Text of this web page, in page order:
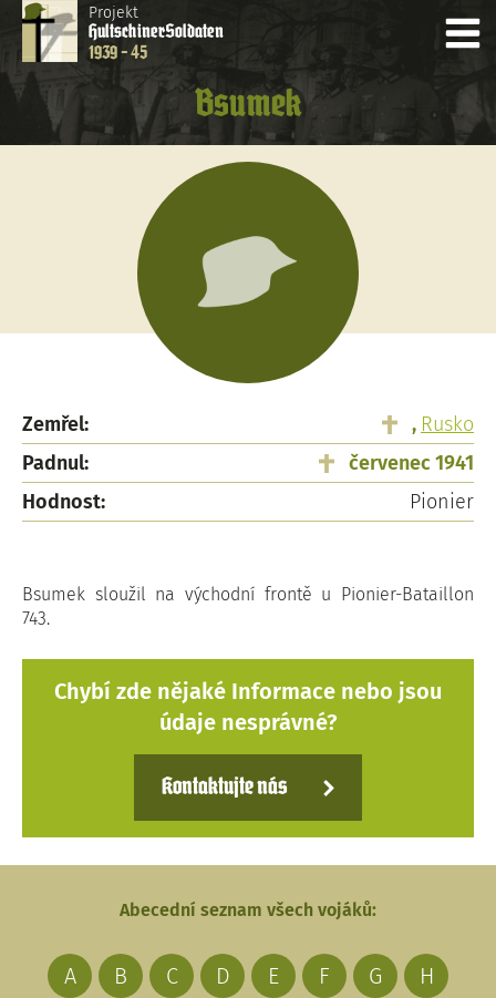
Projekt
HultschinerSoldaten
1939 - 45
Bsumek
Zemřel: , Rusko
Padnul:
červenec 1941
Hodnost:
Pionier
Bsumek sloužil na východní frontě u Pionier-Bataillon
743.
Chybí zde nějaké Informace nebo jsou
údaje nesprávné?
Kontaktujte nás
Abecední seznam všech vojáků:
A B C D E F G
H